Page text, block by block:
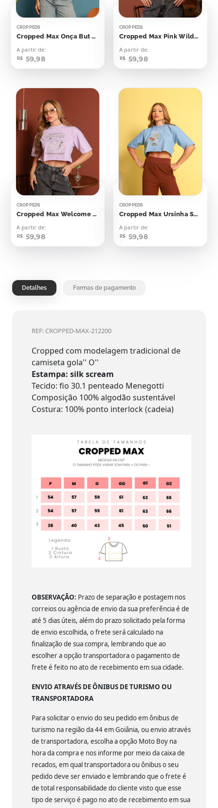
CROPPEDS
Cropped Max Onça But First Coffee
A partir de:
R$ 59,98
CROPPEDS
Cropped Max Pink Wilderness
A partir de:
R$ 59,98
CROPPEDS
Cropped Max Welcome To A Batter Place
A partir de:
R$ 59,98
CROPPEDS
Cropped Max Ursinha Sweet Summer Time
A partir de:
R$ 59,98
Detalhes Formas de pagamento
REF: CROPPED-MAX-212200
Cropped com modelagem tradicional de
camiseta gola'' O''
Estampa: silk scream
Tecido: fio 30.1 penteado Menegotti
Composição 100% algodão sustentável
Costura: 100% ponto interlock (cadeia)
OBSERVAÇÃO: Prazo de separação e postagem nos
correios ou agência de envio da sua preferência é de
até 5 dias úteis, além do prazo solicitado pela forma
de envio escolhida, o frete será calculado na
finalização de sua compra, lembrando que ao
escolher a opção transportadora o pagamento de
frete é feito no ato de recebimento em sua cidade.
ENVIO ATRAVÉS DE ÔNIBUS DE TURISMO OU
TRANSPORTADORA
Para solicitar o envio do seu pedido em ônibus de
turismo na região da 44 em Goiânia, ou envio através
de transportadora, escolha a opção Moto Boy na
hora da compra e nos informe por meio da caixa de
recados, em qual transportadora ou ônibus o seu
pedido deve ser enviado e lembrando que o frete é
de total responsabilidade do cliente visto que esse
tipo de serviço é pago no ato de recebimento em sua